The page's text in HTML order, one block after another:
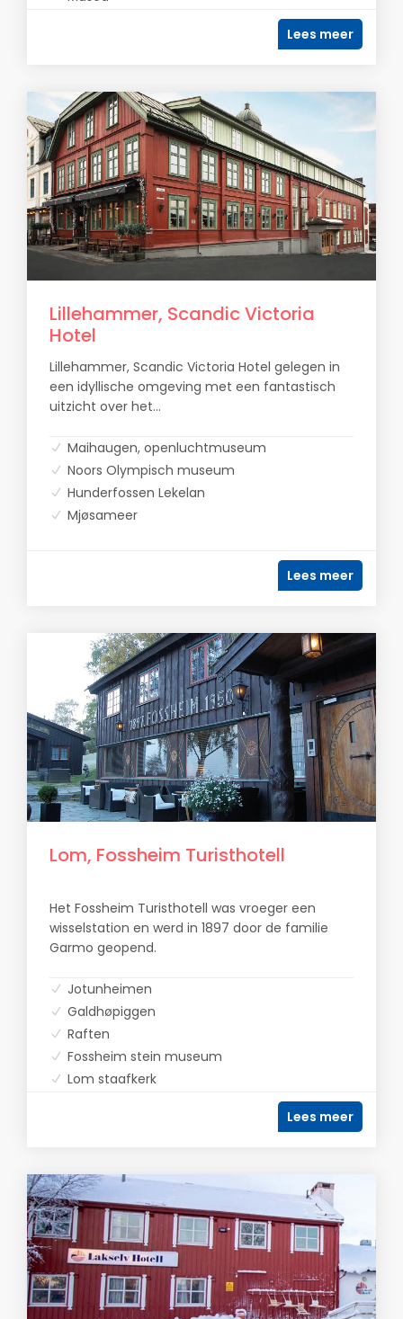
Lees meer
Lillehammer, Scandic Victoria
Hotel
Lillehammer, Scandic Victoria Hotel gelegen in
een idyllische omgeving met een fantastisch
uitzicht over het...
Maihaugen, openluchtmuseum
Noors Olympisch museum
Hunderfossen Lekelan
Mjøsameer
Lees meer
Lom, Fossheim Turisthotell
Het Fossheim Turisthotell was vroeger een
wisselstation en werd in 1897 door de familie
Garmo geopend.
Jotunheimen
Galdhøpiggen
Raften
Fossheim stein museum
Lom staafkerk
Lees meer